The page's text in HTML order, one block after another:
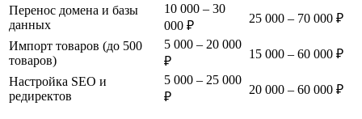
Перенос домена и базы
данных
10 000 – 30
000 ₽
25 000 – 70 000 ₽
Импорт товаров (до 500
товаров)
5 000 – 20 000
₽
15 000 – 60 000 ₽
Настройка SEO и
редиректов
5 000 – 25 000
₽
20 000 – 60 000 ₽